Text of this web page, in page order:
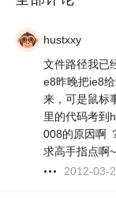
hustxxy
文件路径我已
e8昨晚把ie8
来，可是鼠标
里的代码考到
008的原因啊
求高手指点啊
2012-03-